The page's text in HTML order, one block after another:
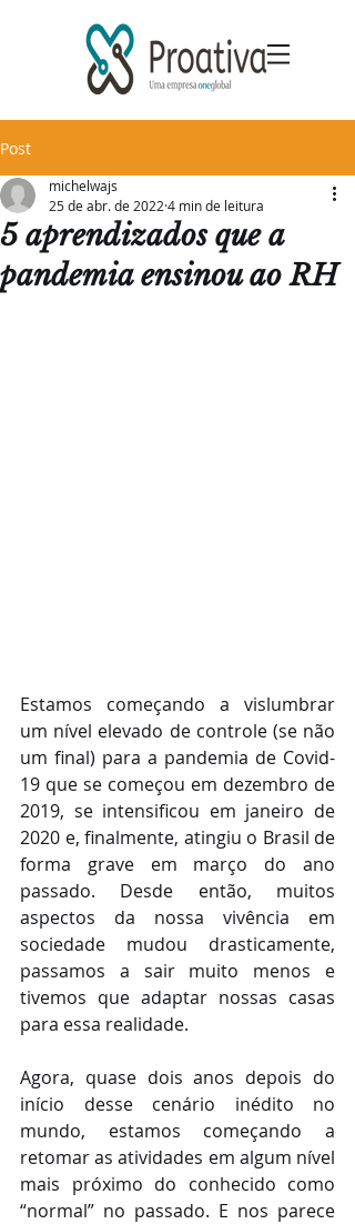
Post
5 aprendizados que a
pandemia ensinou ao RH
michelwajs
25 de abr. de 2022 4 min de leitura
Estamos começando a vislumbrar
um nível elevado de controle (se não
um final) para a pandemia de Covid-
19 que se começou em dezembro de
2019, se intensificou em janeiro de
2020 e, finalmente, atingiu o Brasil de
forma grave em março do ano
passado. Desde então, muitos
aspectos da nossa vivência em
sociedade mudou drasticamente,
passamos a sair muito menos e
tivemos que adaptar nossas casas
para essa realidade.
Agora, quase dois anos depois do
início desse cenário inédito no
mundo, estamos começando a
retomar as atividades em algum nível
mais próximo do conhecido como
“normal” no passado. E nos parece